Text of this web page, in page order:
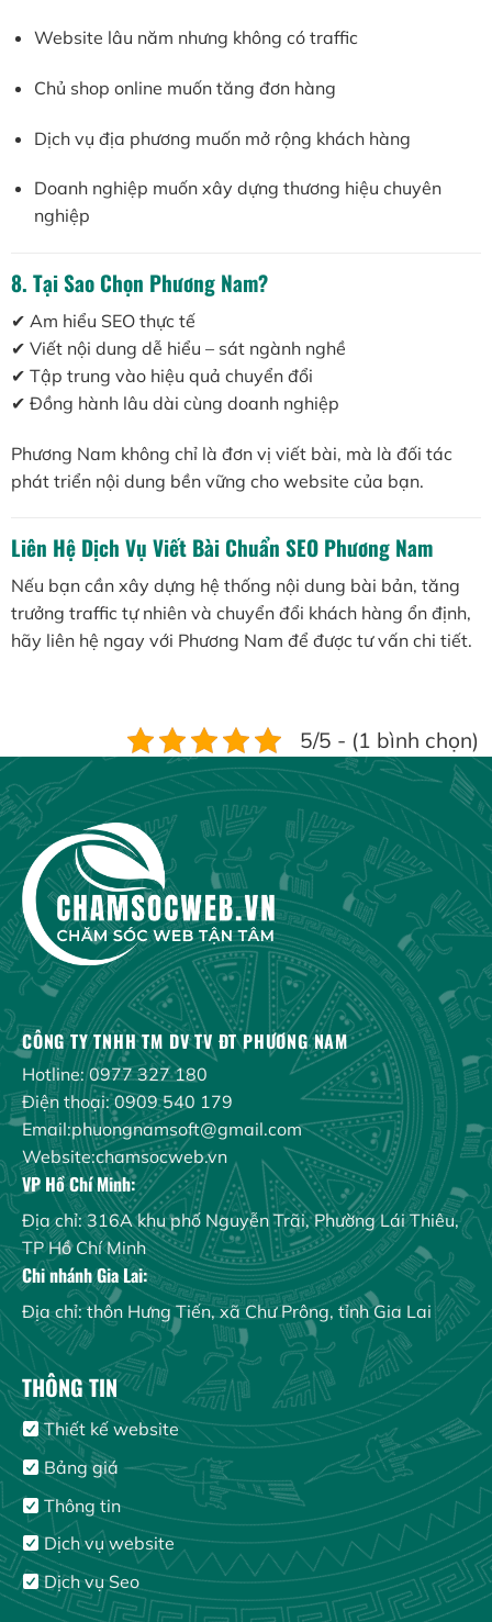
Website lâu năm nhưng không có traffic
Chủ shop online muốn tăng đơn hàng
Dịch vụ địa phương muốn mở rộng khách hàng
Doanh nghiệp muốn xây dựng thương hiệu chuyên
nghiệp
8. Tại Sao Chọn Phương Nam?
✔ Am hiểu SEO thực tế
✔ Viết nội dung dễ hiểu – sát ngành nghề
✔ Tập trung vào hiệu quả chuyển đổi
✔ Đồng hành lâu dài cùng doanh nghiệp
Phương Nam không chỉ là đơn vị viết bài, mà là đối tác
phát triển nội dung bền vững cho website của bạn.
Liên Hệ Dịch Vụ Viết Bài Chuẩn SEO Phương Nam
Nếu bạn cần xây dựng hệ thống nội dung bài bản, tăng
trưởng traffic tự nhiên và chuyển đổi khách hàng ổn định,
hãy liên hệ ngay với Phương Nam để được tư vấn chi tiết.
5/5 - (1 bình chọn)
CÔNG TY TNHH TM DV TV ĐT PHƯƠNG NAM
Hotline: 0977 327 180
Điện thoại: 0909 540 179
Email:phuongnamsoft@gmail.com
Website:chamsocweb.vn
VP Hồ Chí Minh:
Địa chỉ: 316A khu phố Nguyễn Trãi, Phường Lái Thiêu,
TP Hồ Chí Minh
Chi nhánh Gia Lai:
Địa chỉ: thôn Hưng Tiến, xã Chư Prông, tỉnh Gia Lai
THÔNG TIN
Thiết kế website
Bảng giá
Thông tin
Dịch vụ website
Dịch vụ Seo